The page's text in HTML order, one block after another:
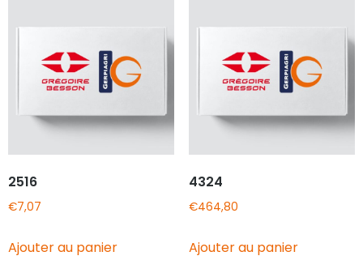
2516
€7,07
Ajouter au panier
4324
€464,80
Ajouter au panier